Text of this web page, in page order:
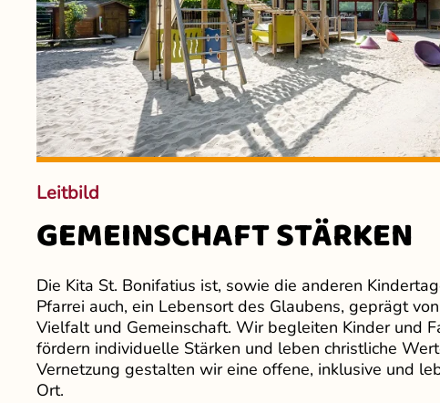
Leitbild
GEMEINSCHAFT STÄRKEN
Die Kita St. Bonifatius ist, sowie die anderen
Pfarrei auch, ein Lebensort des Glaubens, geprägt
Vielfalt und Gemeinschaft. Wir begleiten Kinder und
fördern individuelle Stärken und leben christliche
Vernetzung gestalten wir eine offene, inklusive und
Ort.